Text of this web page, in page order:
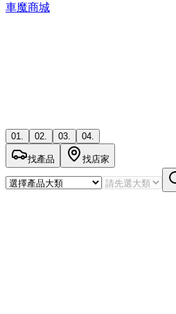
車魔商城
01. 02. 03. 04.
找產品 找店家